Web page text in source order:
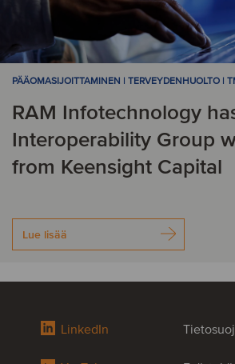
PÄÄOMASIJOITTAMINEN | TERVEYDENHUOLTO |
RAM Infotechnology
Interoperability Group
from Keensight Capital
Lue lisää
LinkedIn